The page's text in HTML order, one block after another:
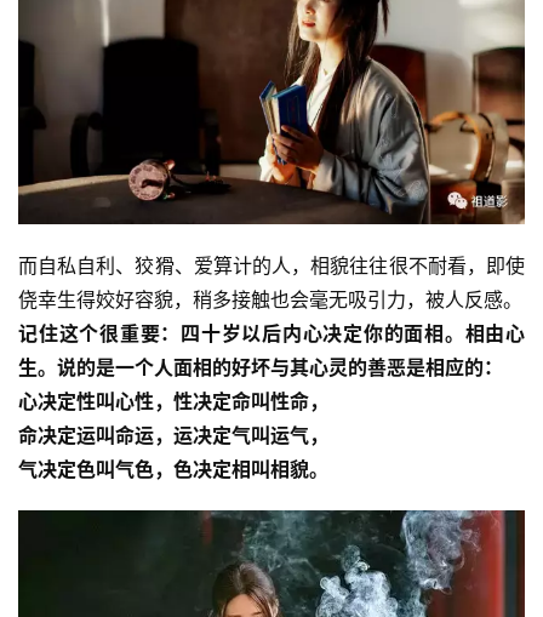
而自私自利、狡猾、爱算计的人，相貌往往很不耐看，即使
侥幸生得姣好容貌，稍多接触也会毫无吸引力，被人反感。
记住这个很重要：四十岁以后内心决定你的面相。相由心
生。说的是一个人面相的好坏与其心灵的善恶是相应的：
心决定性叫心性，性决定命叫性命，
命决定运叫命运，运决定气叫运气，
气决定色叫气色，色决定相叫相貌。